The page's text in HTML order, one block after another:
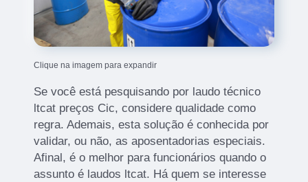
Clique na imagem para expandir
Se você está pesquisando por laudo técnico
ltcat preços Cic, considere qualidade como
regra. Ademais, esta solução é conhecida por
validar, ou não, as aposentadorias especiais.
Afinal, é o melhor para funcionários quando o
assunto é laudos ltcat. Há quem se interesse